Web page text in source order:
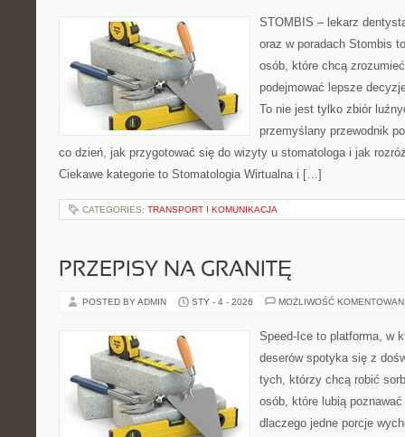
STOMBIS – lekarz
oraz w poradach Stombis
osób, które chcą
podejmować lepsze
To nie jest tylko zbiór
przemyślany przewodnik
co dzień, jak przygotować się do wizyty u stomatologa i jak
Ciekawe kategorie to Stomatologia Wirtualna i […]
CATEGORIES: TRANSPORT I KOMUNIKACJA
PRZEPISY NA GRANITĘ
POSTED BY ADMIN STY - 4 - 2026 MOŻLIWOŚĆ
Speed-Ice to platforma, w
deserów spotyka się z
tych, którzy chcą robić
osób, które lubią
dlaczego jedne porcje